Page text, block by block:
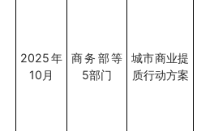
2025年
10月
商务部等
5部门
城市商业提
质行动方案